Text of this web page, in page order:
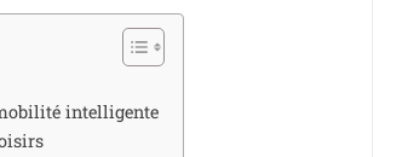
intelligente